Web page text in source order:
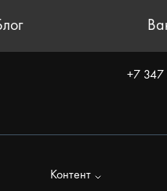
+7 347
Контент